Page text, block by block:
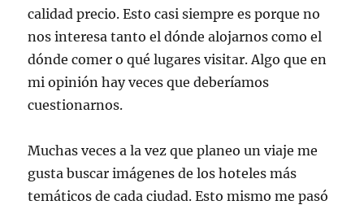
calidad precio. Esto casi siempre es porque no
nos interesa tanto el dónde alojarnos como el
dónde comer o qué lugares visitar. Algo que en
mi opinión hay veces que deberíamos
cuestionarnos.
Muchas veces a la vez que planeo un viaje me
gusta buscar imágenes de los hoteles más
temáticos de cada ciudad. Esto mismo me pasó